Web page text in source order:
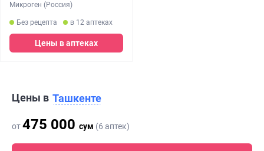
Микроген (Россия)
Без рецепта в 12 аптеках
Цены в аптеках
Цены в Ташкенте
от475 000 сум (6 аптек)